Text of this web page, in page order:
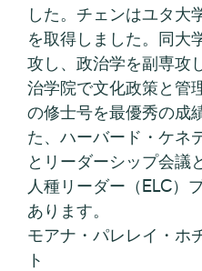
した。チェンはユタ大
を取得しました。同大
攻し、政治学を副専攻
治学院で文化政策と管
の修士号を最優秀の成
た、ハーバード・ケネ
とリーダーシップ会議
人種リーダー（ELC）
あります。
モアナ・パレレイ・ホ
ト